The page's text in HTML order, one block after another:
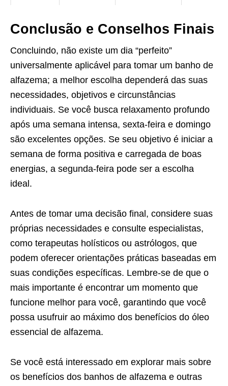
Conclusão e Conselhos Finais
Concluindo, não existe um dia “perfeito”
universalmente aplicável para tomar um banho de
alfazema; a melhor escolha dependerá das suas
necessidades, objetivos e circunstâncias
individuais. Se você busca relaxamento profundo
após uma semana intensa, sexta-feira e domingo
são excelentes opções. Se seu objetivo é iniciar a
semana de forma positiva e carregada de boas
energias, a segunda-feira pode ser a escolha
ideal.
Antes de tomar uma decisão final, considere suas
próprias necessidades e consulte especialistas,
como terapeutas holísticos ou astrólogos, que
podem oferecer orientações práticas baseadas em
suas condições específicas. Lembre-se de que o
mais importante é encontrar um momento que
funcione melhor para você, garantindo que você
possa usufruir ao máximo dos benefícios do óleo
essencial de alfazema.
Se você está interessado em explorar mais sobre
os benefícios dos banhos de alfazema e outras